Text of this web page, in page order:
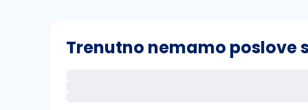
Trenutno nemamo poslove